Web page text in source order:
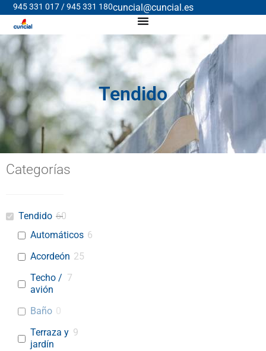
945 331 017 / 945 331 180cuncial@cuncial.es
Tendido
Categorías
Tendido 60
Automáticos 6
Acordeón 25
Techo /
avión
7
Baño 0
Terraza y
jardín
9